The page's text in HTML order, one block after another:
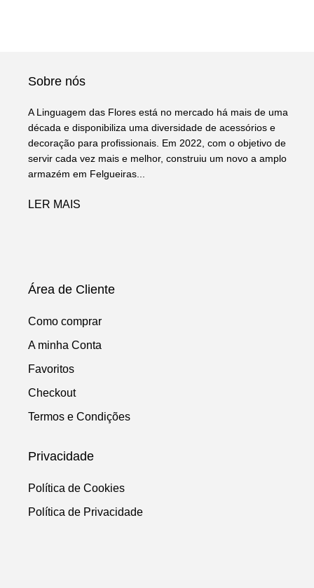
Sobre nós
A Linguagem das Flores está no mercado há mais de uma
década e disponibiliza uma diversidade de acessórios e
decoração para profissionais. Em 2022, com o objetivo de
servir cada vez mais e melhor, construiu um novo a amplo
armazém em Felgueiras...
LER MAIS
Área de Cliente
Como comprar
A minha Conta
Favoritos
Checkout
Termos e Condições
Privacidade
Política de Cookies
Política de Privacidade